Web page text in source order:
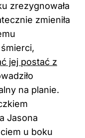
zrezygnowała
zmieniła
jej postać z
na planie.
Jasona
u boku